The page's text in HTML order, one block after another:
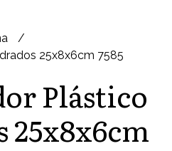
25x8x6cm 7585
Plástico
25x8x6cm